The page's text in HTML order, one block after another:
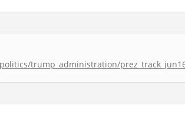
trump_administration/